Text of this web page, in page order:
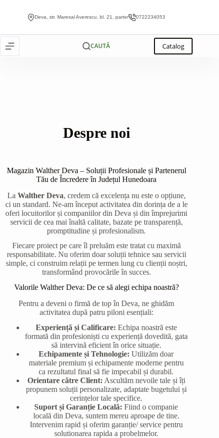
Deva, str. Maresal Averescu, bl. 21, parter 0722234053
CAUTĂ Catalog
Despre noi
Magazin Walther Deva – Soluții Profesionale și Partenerul
Tău de Încredere în Județul Hunedoara
La Walther Deva, credem că excelența nu este o opțiune,
ci un standard. Ne-am început activitatea din dorința de a le
oferi locuitorilor și companiilor din Deva și din împrejurimi
servicii de cea mai înaltă calitate, bazate pe transparență,
promptitudine și profesionalism.
Fiecare proiect pe care îl preluăm este tratat cu maximă
responsabilitate. Nu oferim doar soluții tehnice sau servicii
simple, ci construim relații pe termen lung cu clienții noștri,
transformând provocările în succes.
Valorile Walther Deva: De ce să alegi echipa noastră?
Pentru a deveni o firmă de top în Deva, ne ghidăm
activitatea după patru piloni esențiali:
Experiență și Calificare: Echipa noastră este
formată din profesioniști cu experiență dovedită, gata
să intervină eficient în orice situație.
Echipamente și Tehnologie: Utilizăm doar
materiale premium și echipamente moderne pentru
ca rezultatul final să fie impecabil și durabil.
Orientare către Client: Ascultăm nevoile tale și îți
propunem soluții personalizate, adaptate bugetului și
cerințelor tale specifice.
Suport și Garanție Locală: Fiind o companie
locală din Deva, suntem mereu aproape de tine.
Intervenim rapid și oferim garanție/ service pentru
solutionarea rapida a probelmelor.